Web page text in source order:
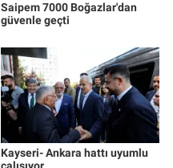
Saipem 7000 Boğazlar'dan
güvenle geçti
Kayseri- Ankara hattı uyumlu